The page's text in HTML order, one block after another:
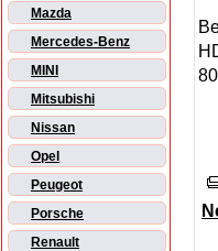
Mazda
Mercedes-Benz
MINI
Mitsubishi
Nissan
Opel
Peugeot
Porsche
Renault